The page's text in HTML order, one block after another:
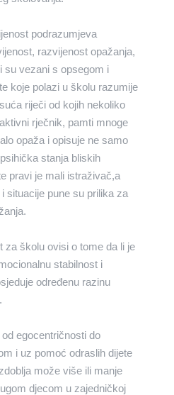
podrazumjeva
razvijenost opažanja,
su vezani s opsegom i
koje polazi u školu razumije
riječi od kojih nekoliko
rječnik, pamti mnoge
opaža i opisuje ne samo
stanja bliskih
pravi je mali istraživač,a
situacije pune su prilika za
za školu ovisi o tome da li je
stabilnost i
određenu razinu
egocentričnosti do
i uz pomoć odraslih dijete
može više ili manje
djecom u zajedničkoj